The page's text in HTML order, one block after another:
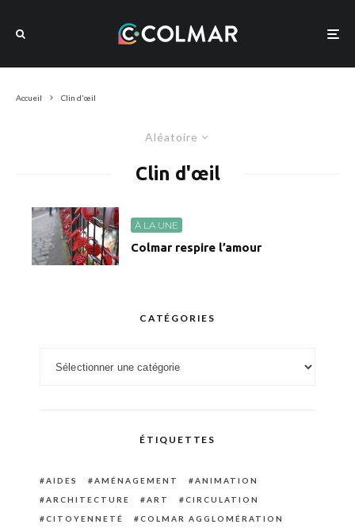
Accueil Clin d'œil
Aléatoire
Clin d'œil
À LA UNE
Colmar respire l’amour
CATÉGORIES
ÉTIQUETTES
AIDES AMÉNAGEMENT
ANIMATION
ARCHITECTURE
ART
CIRCULATION
CITOYENNETÉ
COLMAR AGGLOMÉRATION